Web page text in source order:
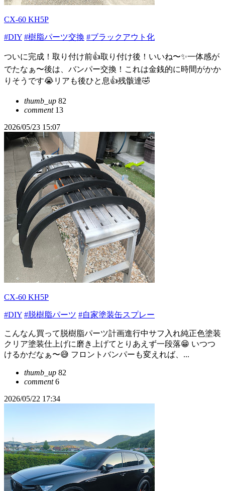
CX-60 KH5P
#DIY #樹脂パーツ交換 #ブラックアウト化
ついに完成！取り付け前👍取り付け後！いいね〜✨一体感が
でたなぁ〜後は、バンパー交換！これは金銭的に時間がかか
りそうです😭リアも後ひと息👍残骸達🤣
thumb_up 82
comment13
2026/05/23 15:07
CX-60 KH5P
#DIY #脱樹脂パーツ #自家塗装缶スプレー
こんなん買って脱樹脂パーツ計画進行中サフ入れ純正色塗装
クリア塗装仕上げに磨き上げてとりあえず一段落😁 いつつ
けるかだなぁ〜😅 フロントバンパーも変えれば、...
thumb_up 82
comment6
2026/05/22 17:34